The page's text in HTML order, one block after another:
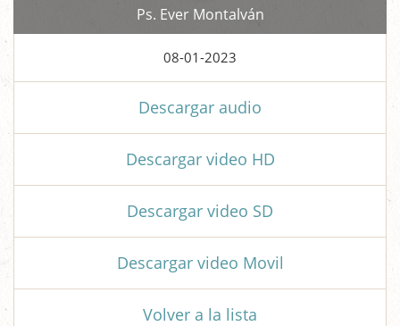
Ps. Ever Montalván
08-01-2023
Descargar audio
Descargar video HD
Descargar video SD
Descargar video Movil
Volver a la lista